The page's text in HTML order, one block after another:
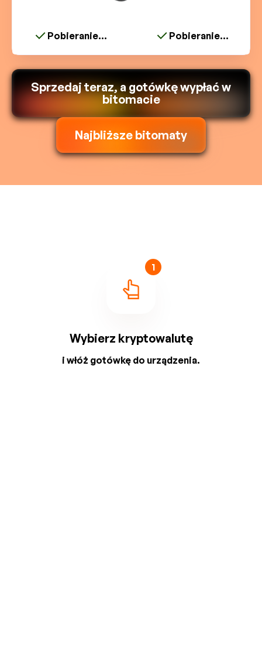
Pobieranie... Pobieranie...
Sprzedaj teraz, a gotówkę wypłać w
bitomacie
Najbliższe bitomaty
1
Wybierz kryptowalutę
i włóż gotówkę do urządzenia.